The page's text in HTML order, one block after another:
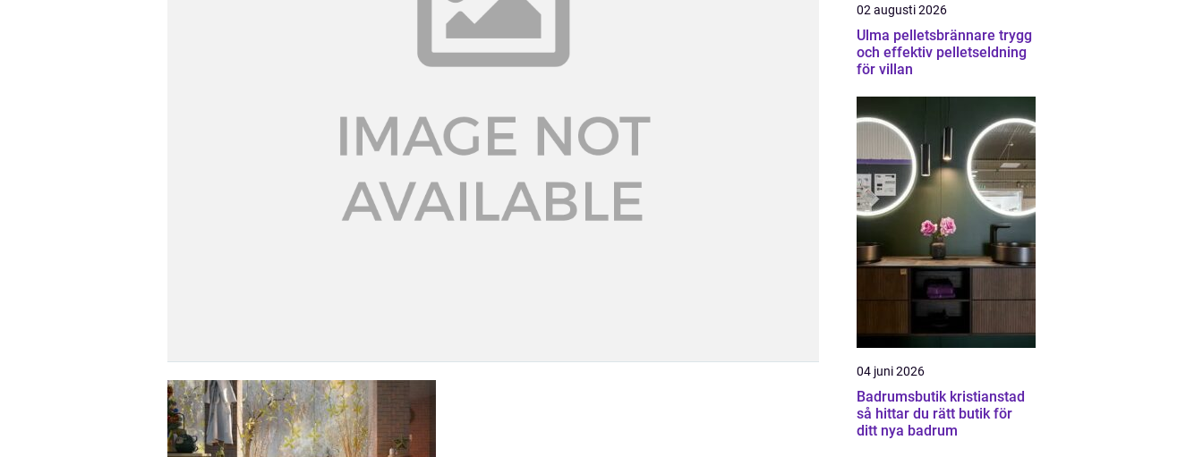
02 augusti 2026
Ulma pelletsbrännare trygg
och effektiv pelletseldning
för villan
04 juni 2026
Badrumsbutik kristianstad
så hittar du rätt butik för
ditt nya badrum